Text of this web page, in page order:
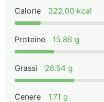
Calorie 322.00 kcal
Proteine 15.86 g
Grassi 26.54 g
Cenere 1.71 g